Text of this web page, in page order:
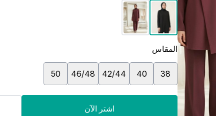
المقاس
38
40
42/44
46/48
50
اشتر الآن